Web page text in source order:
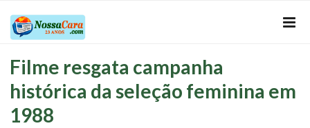
Filme resgata campanha
histórica da seleção feminina em
1988